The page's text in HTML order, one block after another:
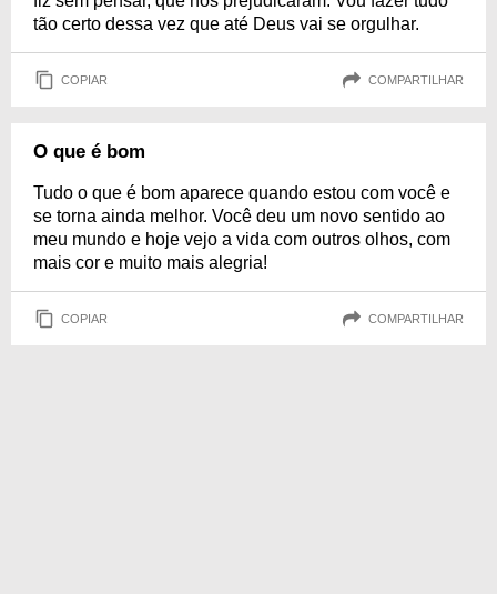
tão certo dessa vez que até Deus vai se orgulhar.
COPIAR COMPARTILHAR
O que é bom
Tudo o que é bom aparece quando estou com você e
se torna ainda melhor. Você deu um novo sentido ao
meu mundo e hoje vejo a vida com outros olhos, com
mais cor e muito mais alegria!
COPIAR COMPARTILHAR